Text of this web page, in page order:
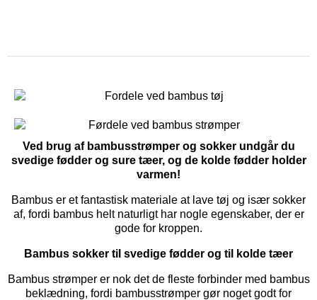
Ved brug af bambusstrømper og sokker undgår du
svedige fødder og sure tæer, og de kolde fødder holder
varmen!
Bambus er et fantastisk materiale at lave tøj og især sokker
af, fordi bambus helt naturligt har nogle egenskaber, der er
gode for kroppen.
Bambus sokker til svedige fødder og til kolde tæer
Bambus strømper er nok det de fleste forbinder med bambus
beklædning, fordi bambusstrømper gør noget godt for